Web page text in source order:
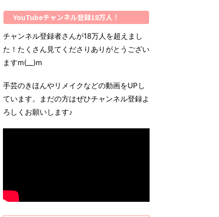
YouTubeチャンネル登録18万人！
チャンネル登録者さんが18万人を超えまし
た！たくさん見てくださりありがとうござい
ますm(__)m
手芸のきほんやリメイクなどの動画をUPし
ています。まだの方はぜひチャンネル登録よ
ろしくお願いします♪